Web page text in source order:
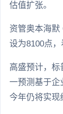
估值扩张。
资管奥本海默
设为8100点，
高盛预计，标
一预测基于企
今年仍将实现